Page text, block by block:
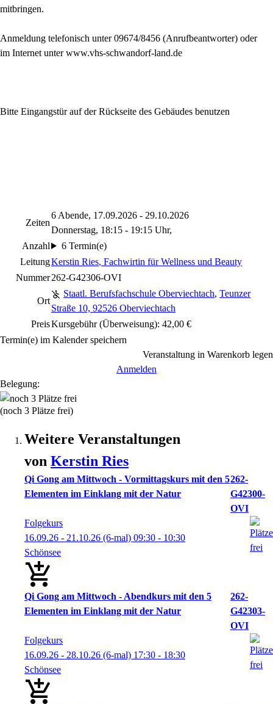
mitbringen.
Anmeldung telefonisch unter 09674/8456 (Anrufbeantworter) oder
im Internet unter www.vhs-schwandorf-land.de
Bitte Eingangstür auf der Rückseite des Gebäudes benutzen
Zeiten
6 Abende, 17.09.2026 - 29.10.2026
Donnerstag, 18:15 - 19:15 Uhr,
Anzahl
6 Termin(e)
LeitungKerstin Ries, Fachwirtin für Wellness und Beauty
Nummer262-G42306-OVI
Ort
Staatl. Berufsfachschule Oberviechtach, Teunzer
Straße 10, 92526 Oberviechtach
PreisKursgebühr (Überweisung): 42,00 €
Termin(e) im Kalender speichern
Veranstaltung in Warenkorb legen
Anmelden
Belegung:
(noch 3 Plätze frei)
Weitere Veranstaltungen
von Kerstin Ries
Qi Gong am Mittwoch - Vormittagskurs mit den 5
Elementen im Einklang mit der Natur
262-
G42300-
OVI
Folgekurs
16.09.26 - 21.10.26 (6-mal) 09:30 - 10:30
Schönsee
Qi Gong am Mittwoch - Abendkurs mit den 5
Elementen im Einklang mit der Natur
262-
G42303-
OVI
Folgekurs
16.09.26 - 28.10.26 (6-mal) 17:30 - 18:30
Schönsee